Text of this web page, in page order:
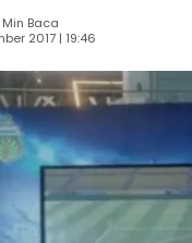
Min Baca
2017 | 19:46